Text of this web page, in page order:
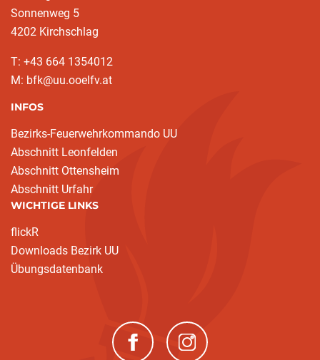
Sonnenweg 5
4202 Kirchschlag
T: +43 664 1354012
M: bfk@uu.ooelfv.at
INFOS
Bezirks-Feuerwehrkommando UU
Abschnitt Leonfelden
Abschnitt Ottensheim
Abschnitt Urfahr
WICHTIGE LINKS
flickR
Downloads Bezirk UU
Übungsdatenbank
(neues Fenster)(neues Fenster)